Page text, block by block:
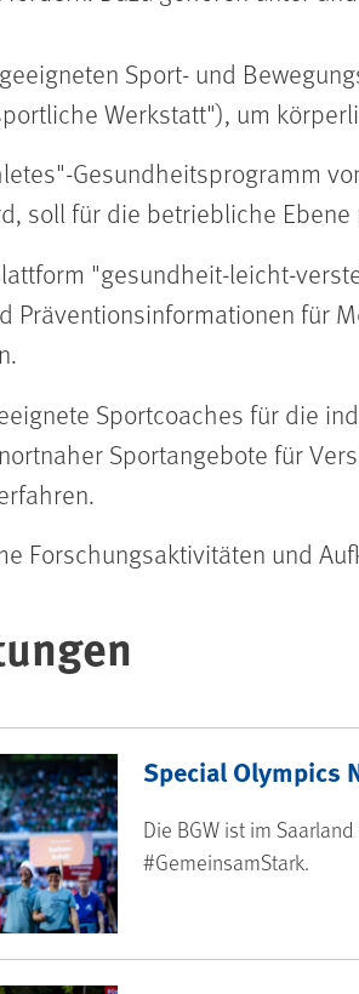
Sport- und
Werkstatt"), um
Gesundheitsprogramm
soll für die betriebliche
"gesundheit-leicht-
Präventionsinformationen für
Sportcoaches für die
Sportangebote für
Forschungsaktivitäten und
Special Olympics
Die BGW ist im
#GemeinsamStark.